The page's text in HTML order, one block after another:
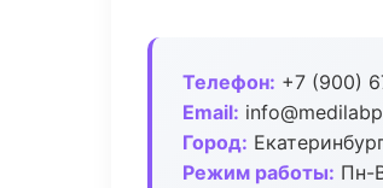
Телефон: +7 (900)
Email:
Город:
Режим работы: Пн-